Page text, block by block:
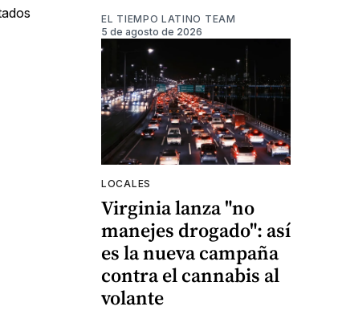
EL TIEMPO LATINO TEAM
5 de agosto de 2026
LOCALES
Virginia lanza "no
manejes drogado": así
es la nueva campaña
contra el cannabis al
volante